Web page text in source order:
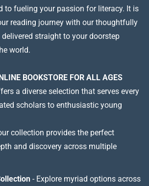
to fueling your passion for literacy. It is
reading journey with our thoughtfully
straight to your doorstep
world.
BOOKSTORE FOR ALL AGES
a diverse selection that serves every
scholars to enthusiastic young
collection provides the perfect
and discovery across multiple
- Explore myriad options across